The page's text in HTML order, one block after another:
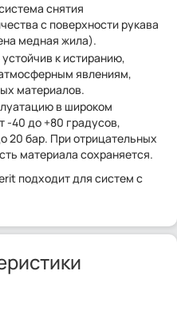
снятия
с поверхности рукава
медная жила).
к истиранию,
явлениям,
материалов.
в широком
-40 до +80 градусов,
20 бар. При отрицательных
материала сохраняется.
подходит для систем с